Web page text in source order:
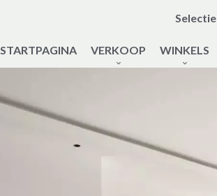
Selectie
STARTPAGINA VERKOOP WINKELS